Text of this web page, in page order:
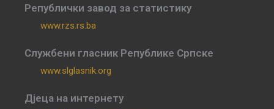
Републички завод за статистику
www.rzs.rs.ba
Службени гласник Републике Српске
www.slglasnik.org
Дјеца на интернету